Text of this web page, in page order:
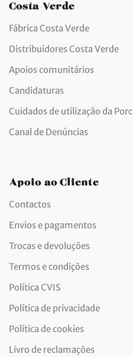
Costa Verde
Fábrica Costa Verde
Distribuidores Costa Verde
Apoios comunitários
Candidaturas
Cuidados de utilização da
Canal de Denúncias
Apoio ao Cliente
Contactos
Envios e pagamentos
Trocas e devoluções
Termos e condições
Política CVIS
Política de privacidade
Política de cookies
Livro de reclamações